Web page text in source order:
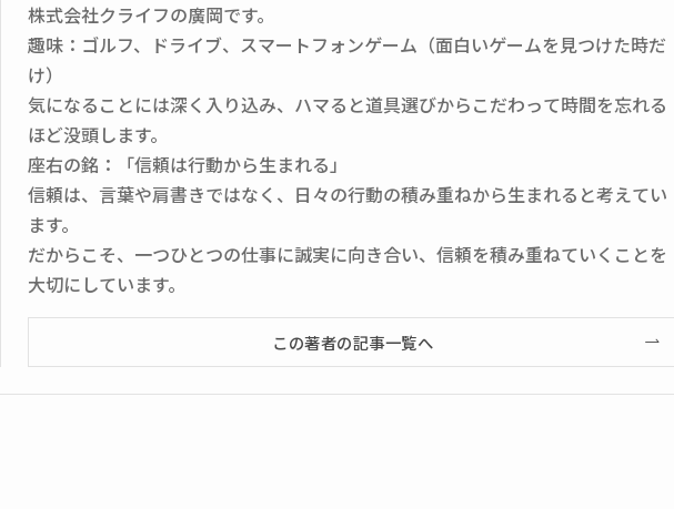
株式会社クライフの廣岡です。
趣味：ゴルフ、ドライブ、スマートフォンゲーム（面白いゲームを見つけた時だ
け）
気になることには深く入り込み、ハマると道具選びからこだわって時間を忘れる
ほど没頭します。
座右の銘：「信頼は行動から生まれる」
信頼は、言葉や肩書きではなく、日々の行動の積み重ねから生まれると考えてい
ます。
だからこそ、一つひとつの仕事に誠実に向き合い、信頼を積み重ねていくことを
大切にしています。
この著者の記事一覧へ